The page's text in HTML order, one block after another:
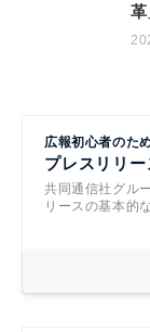
革
広報初心者のた
プレスリリ
共同通信社グル
リースの基本的